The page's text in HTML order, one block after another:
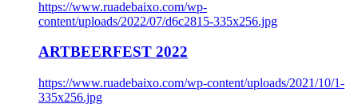
https://www.ruadebaixo.com/wp-
content/uploads/2022/07/d6c2815-335x256.jpg
ARTBEERFEST 2022
https://www.ruadebaixo.com/wp-content/uploads/2021/10/1-
335x256.jpg